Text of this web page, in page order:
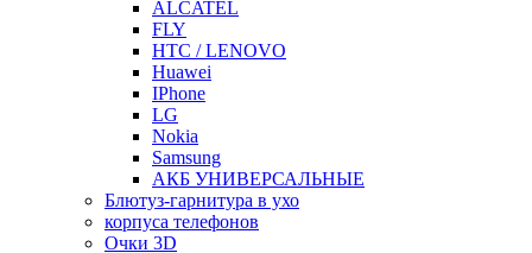
ALCATEL
FLY
HTC / LENOVO
Huawei
IPhone
LG
Nokia
Samsung
АКБ УНИВЕРСАЛЬНЫЕ
Блютуз-гарнитура в ухо
корпуса телефонов
Очки 3D